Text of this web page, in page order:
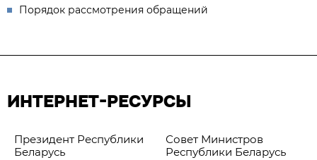
Порядок рассмотрения обращений
ИНТЕРНЕТ-РЕСУРСЫ
Президент Республики
Беларусь
Совет Министров
Республики Беларусь